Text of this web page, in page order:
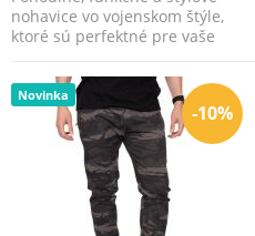
nohavice vo vojenskom štýle,
ktoré sú perfektné pre vaše
-10%
Novinka